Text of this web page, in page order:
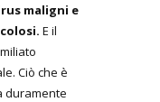
maligni e
E il
Ciò che è
duramente